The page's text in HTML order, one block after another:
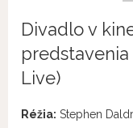
Divadlo v
Live)
Réžia: Stephen